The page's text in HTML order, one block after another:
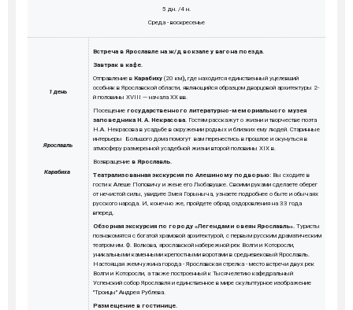
5 дн. /4 н.
Среда - воскресенье
1 день
Ярославль
Карабиха
Встреча в Ярославле на ж/д вокзале у вагона поезда.
Завтрак в кафе.
Отправление в Карабиху (20 км), где находится единственный уцелевший
особняк в Ярославской области, являющийся образцом дворцовой архитектуры 2-
й половины XVIII — начала XX вв.
Посещение государственного литературно-мемориального музея
заповедника Н. А. Некрасова. Гостям расскажут о жизни и творчестве поэта
Н.А. Некрасова в усадьбе в окружении родных и близких ему людей. Старинные
интерьеры Большого дома помогут вам перенестись в прошлое и окунуться в
атмосферу размеренной усадебной жизни второй половины XIX в.
Возвращение в Ярославль.
Театрализованная экскурсия по Алешиному подворью: Вы сходите в
гости к Алеше Поповичу и жене его Любавушке. Своими руками сделаете оберег
от нечистой силы, увидите Змея Горыныча, узнаете подробнее о быте и обычаях
русского народа. И, конечно же, пройдете обряд оздоровления на 33 года
вперед.
Обзорная экскурсия по городу «Легендами овеян Ярославль». Туристы
познакомятся с богатой храмовой архитектурой, с первым русским драматическим
театром им. Ф. Волкова, ярославской набережной рек Волги и Которосли,
уникальными каменными крепостными воротами в средневековый Ярославль.
Настоящая жемчужина города - Ярославская стрелка - место встречи двух рек
Волги и Которосли, а также построенный к Тысячелетию кафедральный
Успенский собор Ярославля и единственное в мире скульптурное изображение
"Троицы" Андрея Рублева.
Размещение в гостинице.